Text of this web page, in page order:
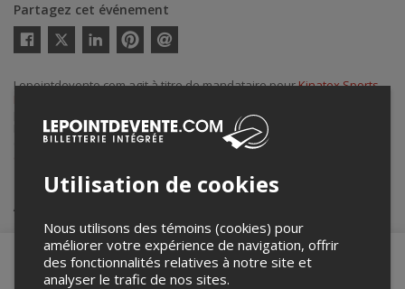
Partagez cet événement
Twitter
courriel
Lepointdevente.com agit à titre de mandataire pourKinatex Sports
Pour plus d’information à propos de cet événement, veuillez
contacter l’organisateur de l’événement,Kinatex Sports Physio
Achat de billets
Utilisation de cookies
Nous utilisons des témoins (cookies) pour
améliorer votre expérience de navigation, offrir
des fonctionnalités relatives à notre site et
analyser le trafic de nos sites.